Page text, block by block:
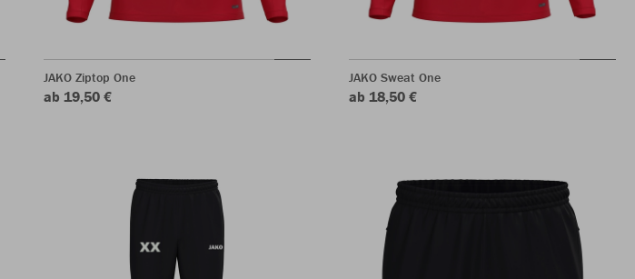
JAKO Ziptop One
ab 19,50 €
JAKO Sweat One
ab 18,50 €